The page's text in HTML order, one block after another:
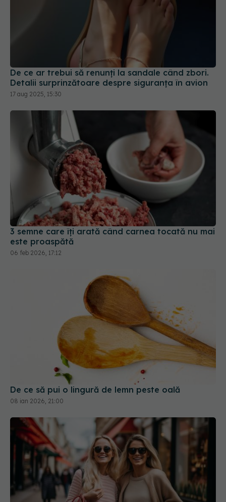
De ce ar trebui să renunți la sandale când zbori.
Detalii surprinzătoare despre siguranța în avion
17 aug 2025, 15:30
3 semne care îți arată când carnea tocată nu mai
este proaspătă
06 feb 2026, 17:12
De ce să pui o lingură de lemn peste oală
08 ian 2026, 21:00